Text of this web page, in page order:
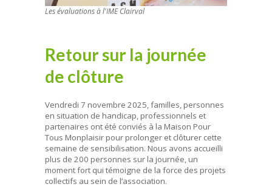
Les évaluations à l'IME Clairval
Retour sur la journée
de clôture
Vendredi 7 novembre 2025, familles, personnes
en situation de handicap, professionnels et
partenaires ont été conviés à la Maison Pour
Tous Monplaisir pour prolonger et clôturer cette
semaine de sensibilisation. Nous avons accueilli
plus de 200 personnes sur la journée, un
moment fort qui témoigne de la force des projets
collectifs au sein de l’association.